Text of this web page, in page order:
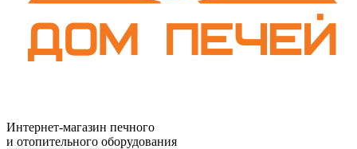
Интернет-магазин печного
и отопительного оборудования